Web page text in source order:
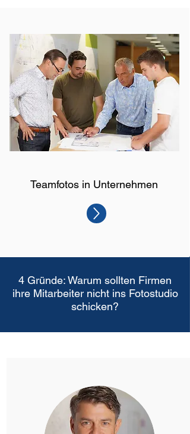
Teamfotos in Unternehmen
4 Gründe: Warum sollten Firmen
ihre Mitarbeiter nicht ins Fotostudio
schicken?